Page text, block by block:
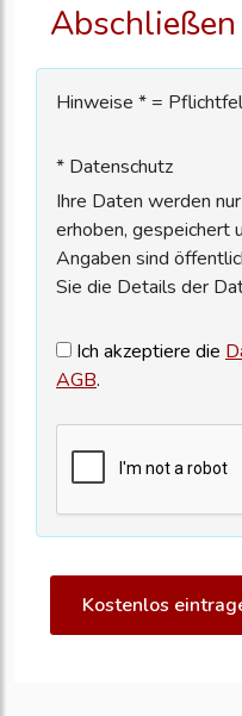
Abschließen
Hinweise * =
* Datenschutz
Ihre Daten werden
erhoben, gespeichert
Angaben sind
Sie die Details der
Ich akzeptiere die
AGB.
Kostenlos